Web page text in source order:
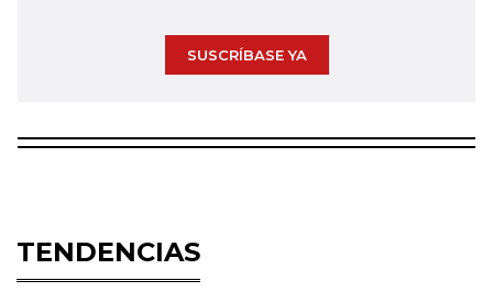
SUSCRÍBASE YA
TENDENCIAS